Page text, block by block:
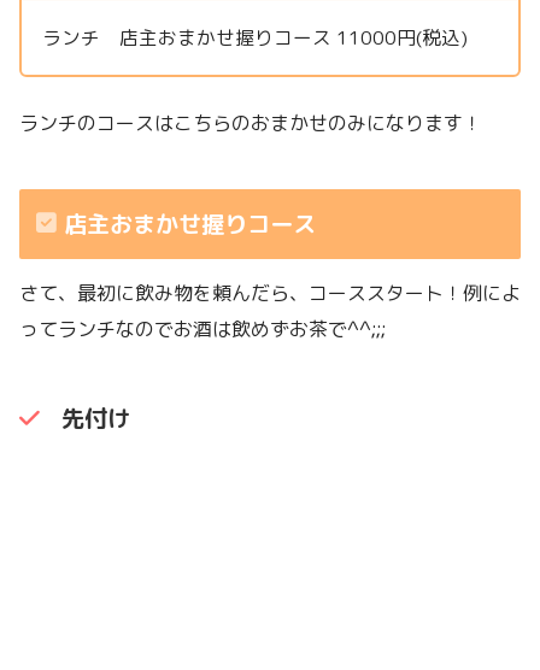
ランチ 店主おまかせ握りコース 11000円(税込)
ランチのコースはこちらのおまかせのみになります！
店主おまかせ握りコース
さて、最初に飲み物を頼んだら、コーススタート！例によ
ってランチなのでお酒は飲めずお茶で^^;;;
先付け